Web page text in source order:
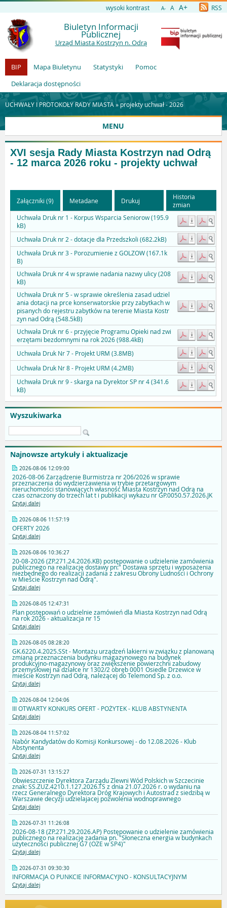
wysoki kontrast A- A A+ RSS
Biuletyn Informacji
Publicznej
Urząd Miasta Kostrzyn n. Odrą
BIP Mapa Biuletynu Statystyki
Pomoc
Deklaracja dostępności
UCHWAŁY I PROTOKOŁY RADY MIASTA »projekty uchwał - 2026
MENU
Wyszukiwarka
Najnowsze artykuły i aktualizacje
2026-08-06 12:09:00
2026-08-06 Zarządzenie Burmistrza nr 206/2026 w sprawie
przeznaczenia do wydzierżawienia w trybie przetargowym
nieruchomości stanowiących własność Miasta Kostrzyn nad Odrą na
czas oznaczony do trzech lat t i publikacji wykazu nr GP.0050.57.2026.JK
Czytaj dalej
2026-08-06 11:57:19
OFERTY 2026
Czytaj dalej
2026-08-06 10:36:27
20-08-2026 (ZP.271.24.2026.KB) postępowanie o udzielenie zamówienia
publicznego na realizację dostawy pn:" Dostawa sprzętu i wyposażenia
niezbędnego do realizacji zadania z zakresu Obrony Ludności i Ochrony
w Mieście Kostrzyn nad Odrą".
Czytaj dalej
2026-08-05 12:47:31
Plan postępowań o udzielnie zamówień dla Miasta Kostrzyn nad Odrą
na rok 2026 - aktualizacja nr 15
Czytaj dalej
2026-08-05 08:28:20
GK.6220.4.2025.SSt - Montażu urządzeń lakierni w związku z planowaną
zmianą przeznaczenia budynku magazynowego na budynek
produkcyjno-magazynowy oraz zwiększenie powierzchni zabudowy
przemysłowej na działce nr 1302/2 obręb 0001 Osiedle Drzewice w
mieście Kostrzyn nad Odrą, należącej do Telemond Sp. z o.o.
Czytaj dalej
2026-08-04 12:04:06
III OTWARTY KONKURS OFERT - POŻYTEK - KLUB ABSTYNENTA
Czytaj dalej
2026-08-04 11:57:02
Nabór Kandydatów do Komisji Konkursowej - do 12.08.2026 - Klub
Abstynenta
Czytaj dalej
2026-07-31 13:15:27
Obwieszczenie Dyrektora Zarządu Zlewni Wód Polskich w Szczecinie
znak: SS.ZUZ.4210.1.127.2026.TS z dnia 21.07.2026 r. o wydaniu na
rzecz Generalnego Dyrektora Dróg Krajowych i Autostrad z siedzibą w
Warszawie decyzji udzielajacej pozwolenia wodnoprawnego
Czytaj dalej
2026-07-31 11:26:08
2026-08-18 (ZP.271.29.2026.AP) Postępowanie o udzielenie zamówienia
publicznego na realizację zadania pn. "Słoneczna energia w budynkach
użyteczności publicznej G7 (OZE w SP4)"
Czytaj dalej
2026-07-31 09:30:30
INFORMACJA O PUNKCIE INFORMACYJNO - KONSULTACYJNYM
Czytaj dalej
XVI sesja Rady Miasta Kostrzyn nad Odrą
- 12 marca 2026 roku - projekty uchwał
Załączniki (9) Metadane Drukuj
Historia
zmian
Uchwała Druk nr 1 - Korpus Wsparcia Seniorow (195.9
kB)
Uchwała Druk nr 2 - dotacje dla Przedszkoli (682.2kB)
Uchwała Druk nr 3 - Porozumienie z GOLZOW (167.1k
B)
Uchwała Druk nr 4 w sprawie nadania nazwy ulicy (208
kB)
Uchwała Druk nr 5 - w sprawie określenia zasad udziel
ania dotacji na prce konserwatorskie przy zabytkach w
pisanych do rejestru zabytków na terenie Miasta Kostr
zyn nad Odrą (548.5kB)
Uchwała Druk nr 6 - przyjęcie Programu Opieki nad zwi
erzętami bezdomnymi na rok 2026 (988.4kB)
Uchwała Druk Nr 7 - Projekt URM (3.8MB)
Uchwała Druk Nr 8 - Projekt URM (4.2MB)
Uchwała Druk nr 9 - skarga na Dyrektor SP nr 4 (341.6
kB)